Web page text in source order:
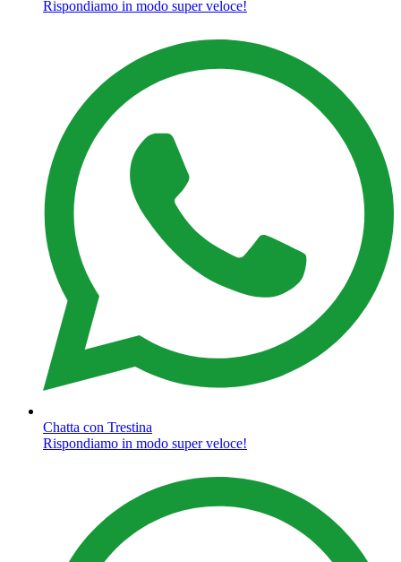
Rispondiamo in modo super veloce!
Chatta con Trestina
Rispondiamo in modo super veloce!